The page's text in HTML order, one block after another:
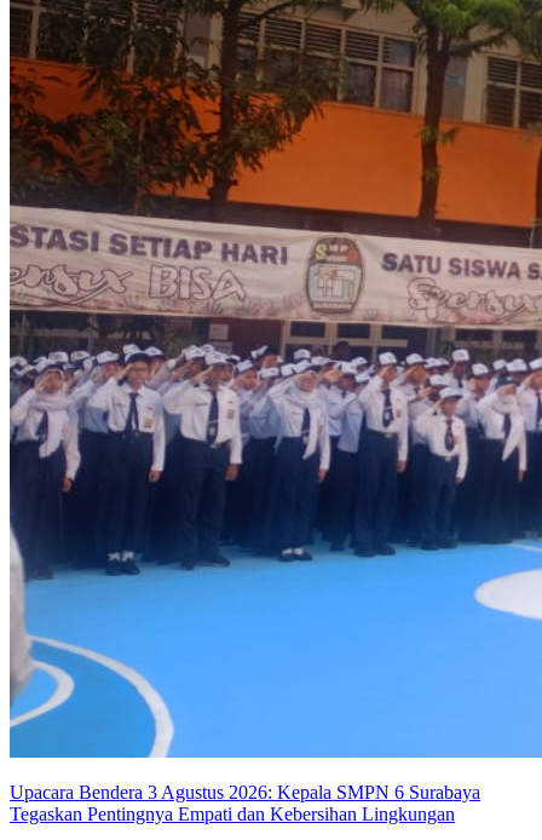
Upacara Bendera 3 Agustus 2026: Kepala SMPN 6 Surabaya
Tegaskan Pentingnya Empati dan Kebersihan Lingkungan